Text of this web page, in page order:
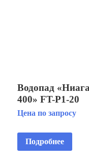
Водопад
400» FT-Р1-20
Цена по запросу
Подробнее